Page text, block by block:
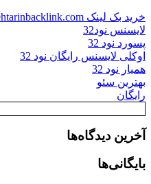
خرید بک لینک behtarinbacklink.com
لایسنس نود32
پسورد نود 32
اوکلی لایسنس رایگان نود 32
همیار نود 32
بهترین سئو
رایگان
آخرین دیدگاه‌ها
بایگانی‌ها